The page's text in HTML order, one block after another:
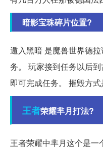
暗影宝珠碎片位置?
遁入黑暗 是魔兽世界德
务。 玩家接到任务以后
即可完成任务。 摧毁方式
王者荣耀芈月打法?
王者荣耀中芈月这个是一